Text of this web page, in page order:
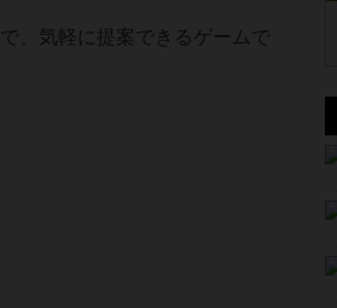
、気軽に提案できるゲームで